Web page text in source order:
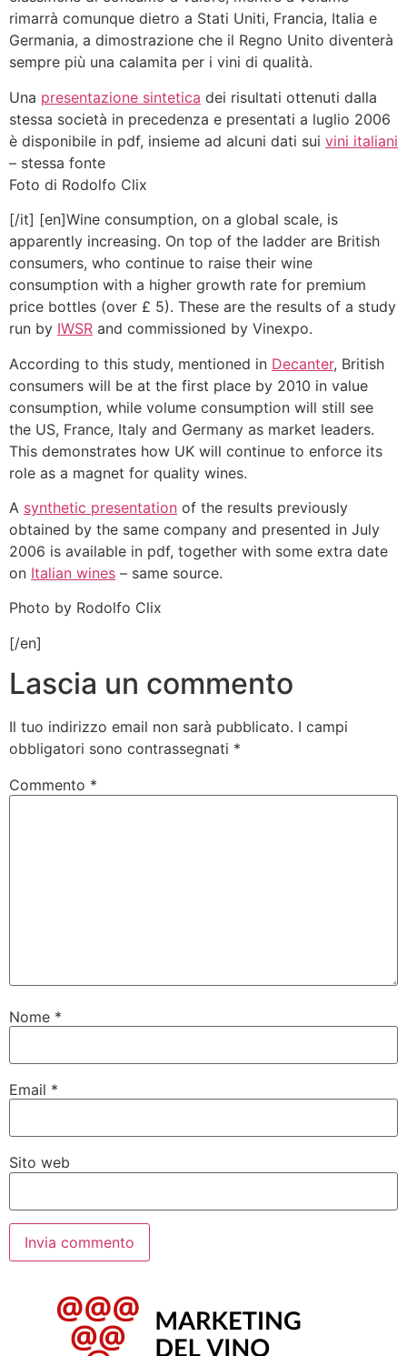
rimarrà comunque dietro a Stati Uniti, Francia, Italia e
Germania, a dimostrazione che il Regno Unito diventerà
sempre più una calamita per i vini di qualità.
Una presentazione sintetica dei risultati ottenuti dalla
stessa società in precedenza e presentati a luglio 2006
è disponibile in pdf, insieme ad alcuni dati sui vini italiani
– stessa fonte
Foto di Rodolfo Clix
[/it] [en]Wine consumption, on a global scale, is
apparently increasing. On top of the ladder are British
consumers, who continue to raise their wine
consumption with a higher growth rate for premium
price bottles (over £ 5). These are the results of a study
run by IWSR and commissioned by Vinexpo.
According to this study, mentioned in Decanter, British
consumers will be at the first place by 2010 in value
consumption, while volume consumption will still see
the US, France, Italy and Germany as market leaders.
This demonstrates how UK will continue to enforce its
role as a magnet for quality wines.
A synthetic presentation of the results previously
obtained by the same company and presented in July
2006 is available in pdf, together with some extra date
on Italian wines – same source.
Photo by Rodolfo Clix
[/en]
Lascia un commento
Il tuo indirizzo email non sarà pubblicato. I campi
obbligatori sono contrassegnati *
Commento *
Nome *
Email *
Sito web